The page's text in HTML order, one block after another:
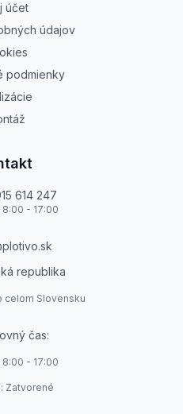
účet
údajov
podmienky
614 247
8:00 - 17:00
republika
celom Slovensku
čas:
8:00 - 17:00
Zatvorené